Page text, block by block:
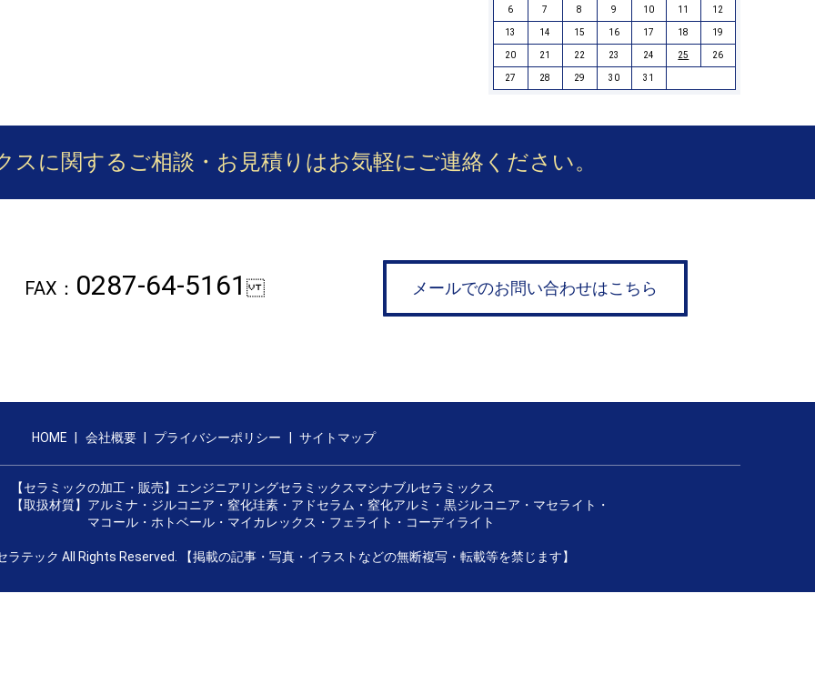
6 7 8 9 10 11 12
13 14 15 16 17 18 19
20 21 22 23 24 25 26
27 28 29 30 31
スに関するご相談・お見積りはお気軽にご連絡ください。
FAX： 0287-64-5161 メールでのお問い合わせはこちら
HOME 会社概要 プライバシーポリシー サイトマップ
【セラミックの加工・販売】エンジニアリングセラミックスマシナブルセラミックス
【取扱材質】アルミナ・ジルコニア・窒化珪素・アドセラム・窒化アルミ・黒ジルコニア・マセライト・
マコール・ホトベール・マイカレックス・フェライト・コーディライト
テック All Rights Reserved. 【掲載の記事・写真・イラストなどの無断複写・転載等を禁じます】